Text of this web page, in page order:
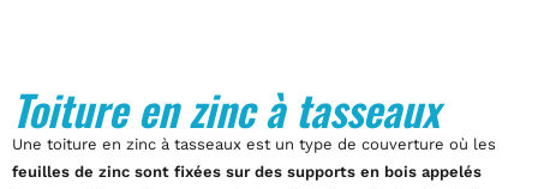
Toiture en zinc à tasseaux
Une toiture en zinc à tasseaux est un type de couverture où les
feuilles de zinc sont fixées sur des supports en bois appelés